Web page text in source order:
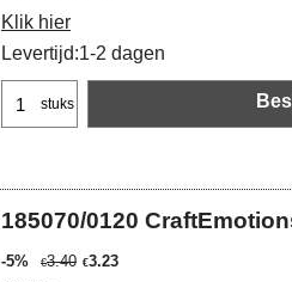
Klik hier
Levertijd:1-2 dagen
stuks
185070/0120
-5% €3.40 €3.23